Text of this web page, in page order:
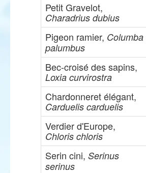
Petit Gravelot,
Charadrius dubius
Pigeon ramier, Columba
palumbus
Bec-croisé des sapins,
Loxia curvirostra
Chardonneret élégant,
Carduelis carduelis
Verdier d'Europe,
Chloris chloris
Serin cini, Serinus
serinus